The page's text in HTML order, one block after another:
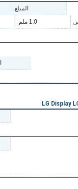
المبلغ
1.0 ملم